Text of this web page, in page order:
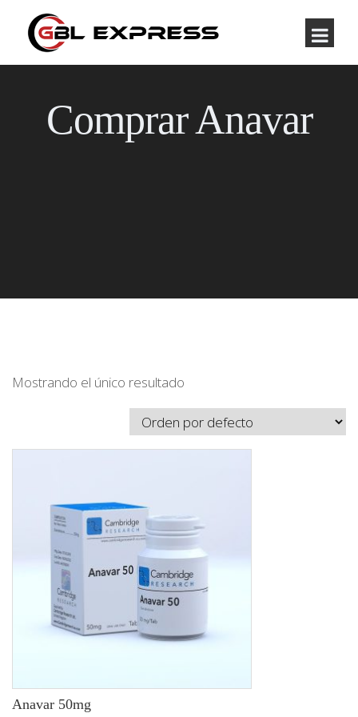
Comprar Anavar
Mostrando el único resultado
Anavar 50mg